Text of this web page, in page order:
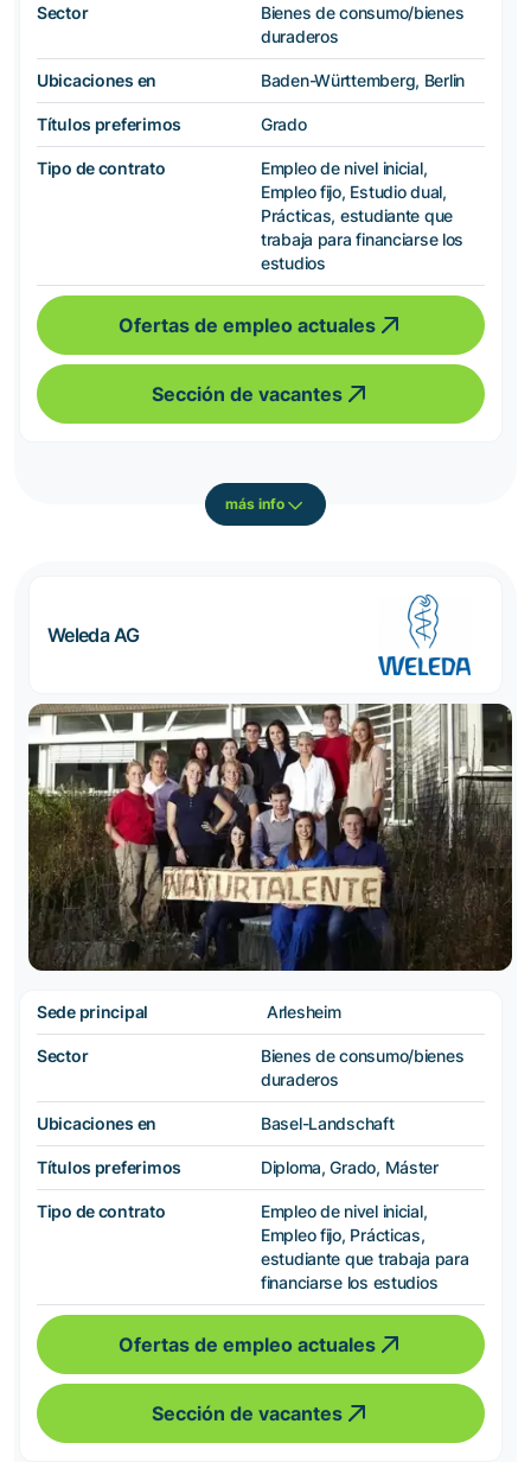
Sector
Bienes de consumo/bienes
duraderos
Ubicaciones en Baden-Württemberg, Berlin
Títulos preferimos Grado
Tipo de contrato
Empleo de nivel inicial,
Empleo fijo, Estudio dual,
Prácticas, estudiante que
trabaja para financiarse los
estudios
Ofertas de empleo actuales
Sección de vacantes
más info
Weleda AG
Sede principal Arlesheim
Sector
Bienes de consumo/bienes
duraderos
Ubicaciones en Basel-Landschaft
Títulos preferimos Diploma, Grado, Máster
Tipo de contrato
Empleo de nivel inicial,
Empleo fijo, Prácticas,
estudiante que trabaja para
financiarse los estudios
Ofertas de empleo actuales
Sección de vacantes